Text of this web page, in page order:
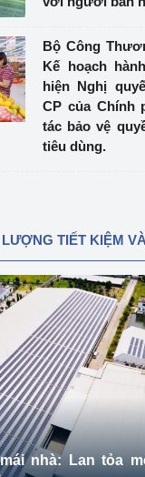
Bộ Công
Kế hoạch
hiện Nghị
CP của Chính
tác bảo vệ
tiêu dùng.
TIẾT KIỆM
nhà: Lan tỏa